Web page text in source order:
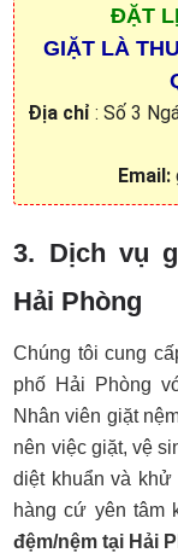
ĐẶT
GIẶT LÀ
Địa chỉ : Số 3
Email:
3. Dịch vụ
Hải Phòng
Chúng tôi cung
phố Hải Phòng
Nhân viên giặt
nên việc giặt, vệ
diệt khuẩn và khử
hàng cứ yên tâm
đệm/nệm tại Hải